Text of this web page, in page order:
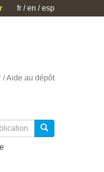
fr en esp
Aide au dépôt